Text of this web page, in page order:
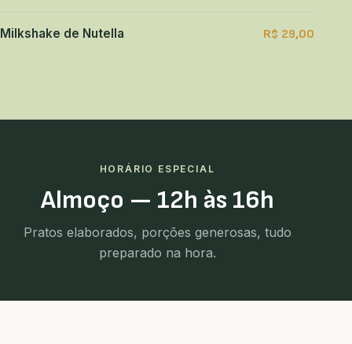
Milkshake de Nutella R$ 29,00
HORÁRIO ESPECIAL
Almoço — 12h às 16h
Pratos elaborados, porções generosas, tudo
preparado na hora.